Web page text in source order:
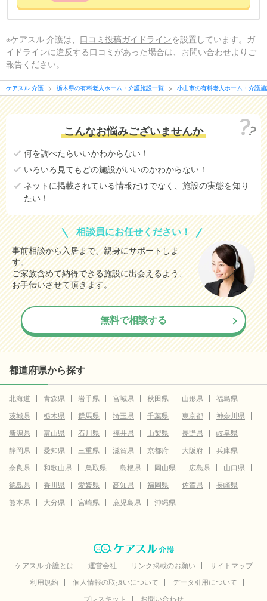
※ケアスル 介護は、 口コミ投稿ガイドラインを設置しています。ガ
イドラインに違反する口コミがあった場合は、お問い合わせよりご
報告ください。
ケアスル 介護 栃木県の有料老人ホーム・介護施設一覧 小山市の有料老人ホーム・介護
こんなお悩みございませんか
何を調べたらいいかわからない！
いろいろ見てもどの施設がいいのかわからない！
ネットに掲載されている情報だけでなく、施設の実態を知り
たい！
相談員にお任せください！
事前相談から入居まで、親身にサポートしま
す。
ご家族含めて納得できる施設に出会えるよう、
お手伝いさせて頂きます。
無料で相談する
都道府県から探す
北海道 青森県 岩手県 宮城県 秋田県 山形県
福島県
茨城県
栃木県 群馬県 埼玉県 千葉県 東京都
神奈川県
新潟県
富山県 石川県 福井県 山梨県 長野県
岐阜県
静岡県
愛知県 三重県 滋賀県 京都府 大阪府
兵庫県
奈良県
和歌山県 鳥取県 島根県 岡山県 広島県
山口県
徳島県
香川県 愛媛県 高知県 福岡県 佐賀県
長崎県
熊本県
大分県 宮崎県 鹿児島県 沖縄県
ケアスル 介護とは 運営会社 リンク掲載のお願い
サイトマップ
利用規約
個人情報の取扱いについて
データ引用について
プレスキット
お問い合わせ